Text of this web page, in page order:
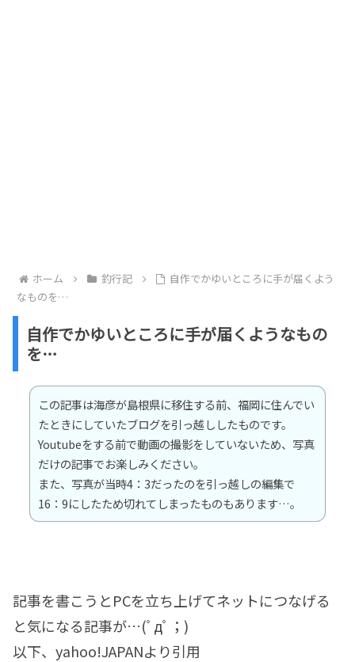
ホーム 釣行記
自作でかゆいところに手が届くよう
なものを…
自作でかゆいところに手が届くようなもの
を…
この記事は海彦が島根県に移住する前、福岡に住んでい
たときにしていたブログを引っ越ししたものです。
Youtubeをする前で動画の撮影をしていないため、写真
だけの記事でお楽しみください。
また、写真が当時4：3だったのを引っ越しの編集で
16：9にしたため切れてしまったものもあります…。
記事を書こうとPCを立ち上げてネットにつなげる
と気になる記事が…(ﾟдﾟ；)
以下、yahoo!JAPANより引用